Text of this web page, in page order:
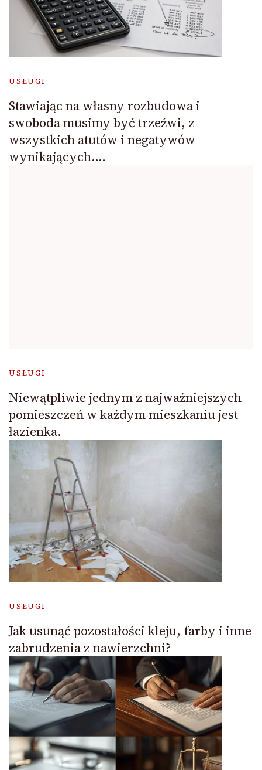
USŁUGI
Stawiając na własny rozbudowa i
swoboda musimy być trzeźwi, z
wszystkich atutów i negatywów
wynikających….
USŁUGI
Niewątpliwie jednym z najważniejszych
pomieszczeń w każdym mieszkaniu jest
łazienka.
USŁUGI
Jak usunąć pozostałości kleju, farby i inne
zabrudzenia z nawierzchni?